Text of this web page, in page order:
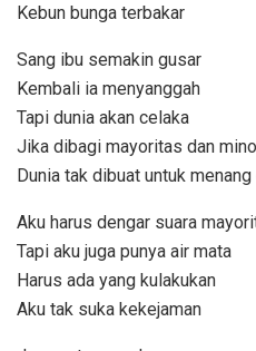
Kebun bunga terbakar
Sang ibu semakin gusar
Kembali ia menyanggah
Tapi dunia akan celaka
Jika dibagi mayoritas dan
Dunia tak dibuat untuk menang
Aku harus dengar suara
Tapi aku juga punya air mata
Harus ada yang kulakukan
Aku tak suka kekejaman